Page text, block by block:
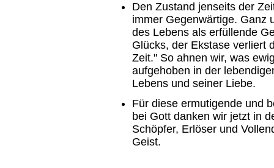
Den Zustand jenseits der
immer Gegenwärtige. Ganz
des Lebens als erfüllende
Glücks, der Ekstase verliert
Zeit." So ahnen wir, was
aufgehoben in der
Lebens und seiner Liebe.
Für diese ermutigende und
bei Gott danken wir jetzt in
Schöpfer, Erlöser und
Geist.